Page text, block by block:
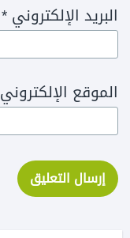
البريد الإلكتروني*
الموقع الإلكتروني